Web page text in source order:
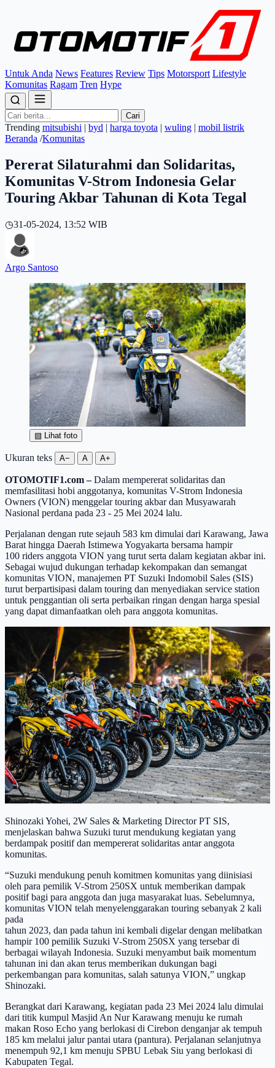
Untuk Anda News Features Review Tips Motorsport Lifestyle
Komunitas Ragam Tren Hype
Cari
Trending mitsubishi | byd | harga toyota | wuling | mobil listrik
Beranda /Komunitas
Pererat Silaturahmi dan Solidaritas,
Komunitas V-Strom Indonesia Gelar
Touring Akbar Tahunan di Kota Tegal
◷31-05-2024, 13:52 WIB
Argo Santoso
▧ Lihat foto
Ukuran teks A− A A+
OTOMOTIF1.com –Dalam mempererat solidaritas dan
memfasilitasi hobi anggotanya, komunitas V-Strom Indonesia
Owners (VION) menggelar touring akbar dan Musyawarah
Nasional perdana pada 23 - 25 Mei 2024 lalu.
Perjalanan dengan rute sejauh 583 km dimulai dari Karawang, Jawa
Barat hingga Daerah Istimewa Yogyakarta bersama hampir
100 riders anggota VION yang turut serta dalam kegiatan akbar ini.
Sebagai wujud dukungan terhadap kekompakan dan semangat
komunitas VION, manajemen PT Suzuki Indomobil Sales (SIS)
turut berpartisipasi dalam touring dan menyediakan service station
untuk penggantian oli serta perbaikan ringan dengan harga spesial
yang dapat dimanfaatkan oleh para anggota komunitas.
Shinozaki Yohei, 2W Sales & Marketing Director PT SIS,
menjelaskan bahwa Suzuki turut mendukung kegiatan yang
berdampak positif dan mempererat solidaritas antar anggota
komunitas.
“Suzuki mendukung penuh komitmen komunitas yang diinisiasi
oleh para pemilik V-Strom 250SX untuk memberikan dampak
positif bagi para anggota dan juga masyarakat luas. Sebelumnya,
komunitas VION telah menyelenggarakan touring sebanyak 2 kali
pada
tahun 2023, dan pada tahun ini kembali digelar dengan melibatkan
hampir 100 pemilik Suzuki V-Strom 250SX yang tersebar di
berbagai wilayah Indonesia. Suzuki menyambut baik momentum
tahunan ini dan akan terus memberikan dukungan bagi
perkembangan para komunitas, salah satunya VION,” ungkap
Shinozaki.
Berangkat dari Karawang, kegiatan pada 23 Mei 2024 lalu dimulai
dari titik kumpul Masjid An Nur Karawang menuju ke rumah
makan Roso Echo yang berlokasi di Cirebon denganjar ak tempuh
185 km melalui jalur pantai utara (pantura). Perjalanan selanjutnya
menempuh 92,1 km menuju SPBU Lebak Siu yang berlokasi di
Kabupaten Tegal.